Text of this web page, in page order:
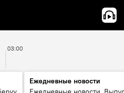
03:00
Ежедневные новости